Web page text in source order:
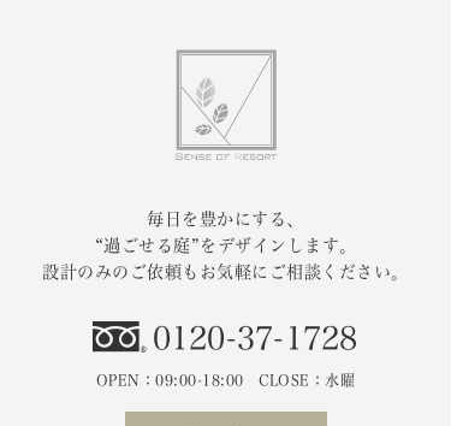
毎日を豊かにする、
“過ごせる庭”をデザインします。
設計のみのご依頼もお気軽にご相談ください。
0120-37-1728
OPEN：09:00-18:00 CLOSE：水曜